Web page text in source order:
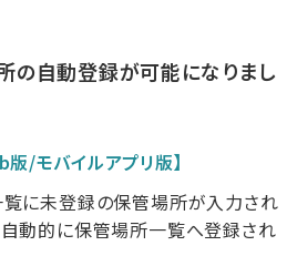
の自動登録が可能になりまし
版/モバイルアプリ版】
に未登録の保管場所が入力され
動的に保管場所一覧へ登録され